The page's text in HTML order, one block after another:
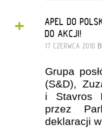
+
APEL DO
DO AKCJI!
17 CZERWCA 2010
Grupa
(S&D),
i Stavros
przez
deklaracji